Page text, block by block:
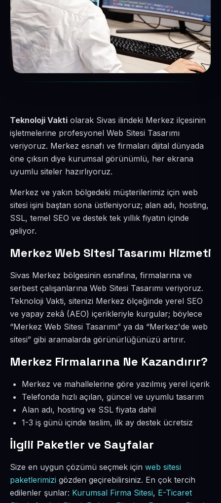
Teknoloji Vakti olarak Sivas ilindeki Merkez ilçesinin
işletmelerine profesyonel Web Sitesi Tasarımı
veriyoruz. Merkez esnafı ve firmaları dijital dünyada
öne çıksın diye kurumsal görünümlü, her ekrana
uyumlu siteler hazırlıyoruz.
Merkez ve yakın bölgedeki müşterilerimiz için web
sitesi işini baştan sona üstleniyoruz; alan adı, hosting,
SSL, temel SEO ve destek tek yıllık fiyatın içinde
geliyor.
Merkez Web Sitesi Tasarımı Hizmeti
Sivas Merkez bölgesinin esnafına, firmalarına ve
serbest çalışanlarına Web Sitesi Tasarımı veriyoruz.
Teknoloji Vakti, sitenizi Merkez ölçeğinde yerel SEO
ve yapay zekâ (AEO) içerikleriyle kurgular; böylece
“Merkez Web Sitesi Tasarımı” ya da “Merkez'de web
sitesi” gibi aramalarda görünürlüğünüzü artırır.
Merkez Firmalarına Ne Kazandırır?
Merkez ve mahallelerine göre yazılmış yerel içerik
Telefonda hızlı açılan, güncel ve uyumlu tasarım
Alan adı, hosting ve SSL fiyata dahil
1-3 iş günü içinde teslim, ilk ay destek ücretsiz
İlgili Paketler ve Sayfalar
Size en uygun çözümü seçmek için web sitesi
paketlerimizi gözden geçirebilirsiniz. En çok tercih
edilenler şunlar: Kurumsal Firma Sitesi, E-Ticaret